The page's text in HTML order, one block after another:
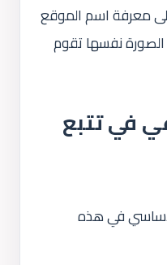
معرفة اسم الموقع
نفسها تقوم
في تتبع
في هذه